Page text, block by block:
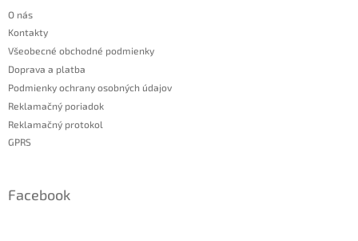
O nás
Kontakty
Všeobecné obchodné podmienky
Doprava a platba
Podmienky ochrany osobných údajov
Reklamačný poriadok
Reklamačný protokol
GPRS
Facebook